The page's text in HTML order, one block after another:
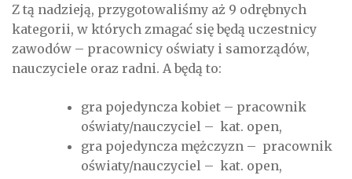
Z tą nadzieją, przygotowaliśmy aż 9 odrębnych
kategorii, w których zmagać się będą uczestnicy
zawodów – pracownicy oświaty i samorządów,
nauczyciele oraz radni. A będą to:
gra pojedyncza kobiet – pracownik
oświaty/nauczyciel – kat. open,
gra pojedyncza mężczyzn – pracownik
oświaty/nauczyciel – kat. open,